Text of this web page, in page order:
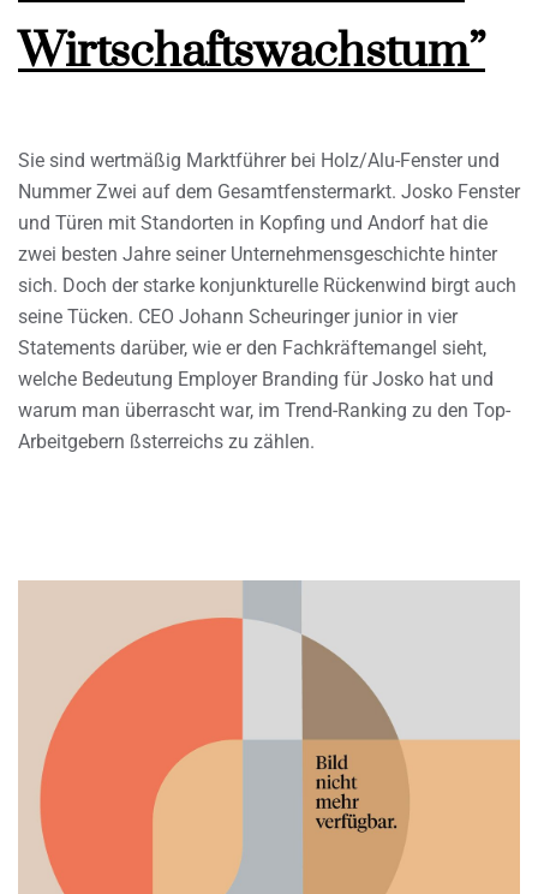
Wirtschaftswachstum”
Sie sind wertmäßig Marktführer bei Holz/Alu-Fenster und
Nummer Zwei auf dem Gesamtfenstermarkt. Josko Fenster
und Türen mit Standorten in Kopfing und Andorf hat die
zwei besten Jahre seiner Unternehmensgeschichte hinter
sich. Doch der starke konjunkturelle Rückenwind birgt auch
seine Tücken. CEO Johann Scheuringer junior in vier
Statements darüber, wie er den Fachkräftemangel sieht,
welche Bedeutung Employer Branding für Josko hat und
warum man überrascht war, im Trend-Ranking zu den Top-
Arbeitgebern ßsterreichs zu zählen.